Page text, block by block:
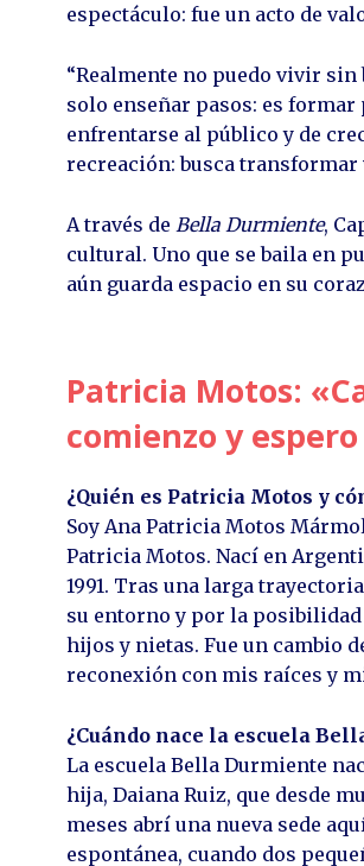
espectáculo: fue un acto de
“Realmente no puedo vivir sin
solo enseñar pasos: es
enfrentarse al público y de
recreación: busca transformar
A través de Bella Durmiente,
cultural. Uno que se baila en
aún guarda espacio en su
Patricia Motos:
comienzo y
¿Quién es Patricia Motos y
Soy Ana Patricia Motos
Patricia Motos. Nací en
1991. Tras una larga
su entorno y por la
hijos y nietas. Fue un cambio
reconexión con mis raíces y
¿Cuándo nace la escuela
La escuela Bella Durmiente
hija, Daiana Ruiz, que desde
meses abrí una nueva sede
espontánea, cuando dos